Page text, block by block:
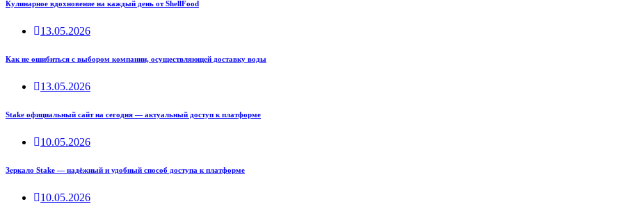
Кулинарное вдохновение на каждый день от ShellFood
13.05.2026
Как не ошибиться с выбором компании, осуществляющей доставку воды
13.05.2026
Stake официальный сайт на сегодня — актуальный доступ к платформе
10.05.2026
Зеркало Stake — надёжный и удобный способ доступа к платформе
10.05.2026